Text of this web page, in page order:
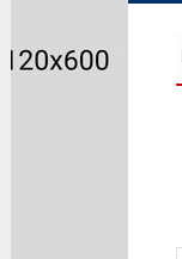
شركة «AIG» تتعاون مع «CSCEC الصينية» بمشروع «AI Tower» بأعلى المعايير العالمية